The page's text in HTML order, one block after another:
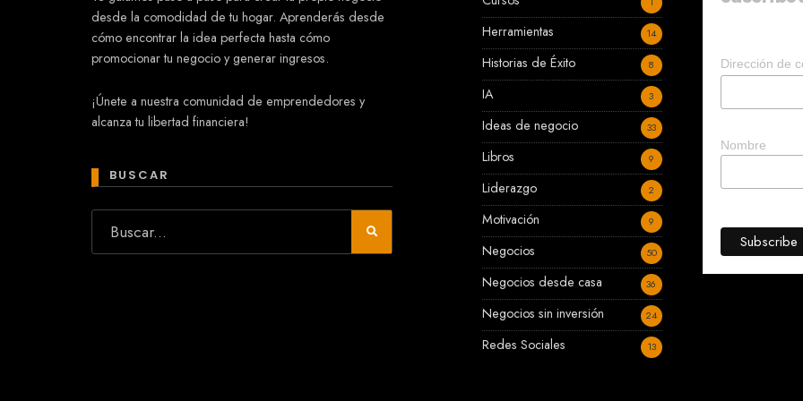
desde la comodidad de tu hogar. Aprenderás desde
cómo encontrar la idea perfecta hasta cómo
promocionar tu negocio y generar ingresos.
¡Únete a nuestra comunidad de emprendedores y
alcanza tu libertad financiera!
BUSCAR
Herramientas 14
Historias de Éxito 8
IA 3
Ideas de negocio 33
Libros 9
Liderazgo 2
Motivación 9
Negocios 50
Negocios desde casa 36
Negocios sin inversión 24
Redes Sociales 13
Dirección de
Nombre
En línea
¿Quieres que te ayude a crear un
negocio?